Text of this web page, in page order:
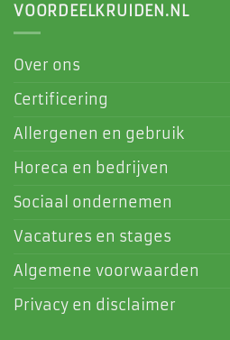
VOORDEELKRUIDEN.NL
Over ons
Certificering
Allergenen en gebruik
Horeca en bedrijven
Sociaal ondernemen
Vacatures en stages
Algemene voorwaarden
Privacy en disclaimer